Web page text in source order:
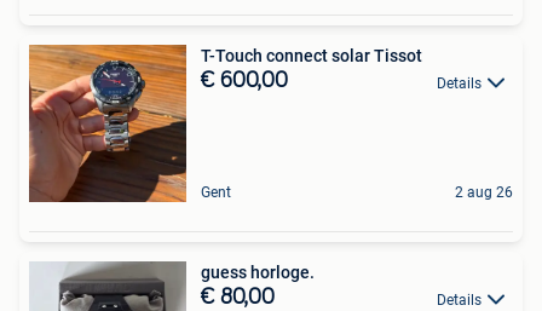
T-Touch connect solar Tissot
€ 600,00 Details
Gent 2 aug 26
guess horloge.
€ 80,00 Details